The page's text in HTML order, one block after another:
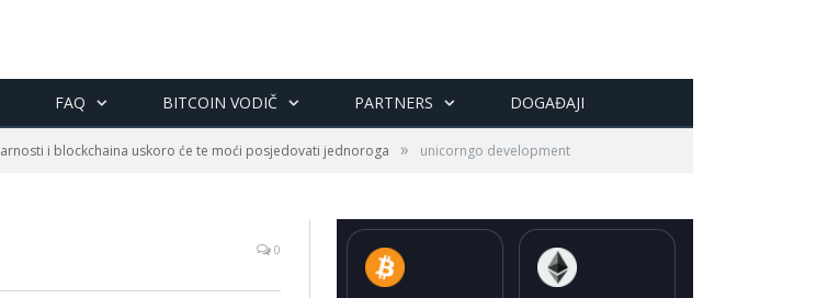
FAQ BITCOIN VODIČ PARTNERS DOGAĐAJI
i blockchaina uskoro će te moći posjedovati jednoroga » unicorngo development
0